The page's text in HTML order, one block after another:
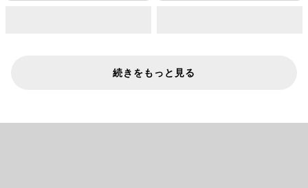
続きをもっと見る